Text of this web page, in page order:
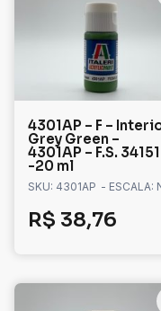
4301AP – F –
Grey Green –
4301AP – F.S. 34151
-20 ml
SKU: 4301AP - ESCALA:
R$ 38,76